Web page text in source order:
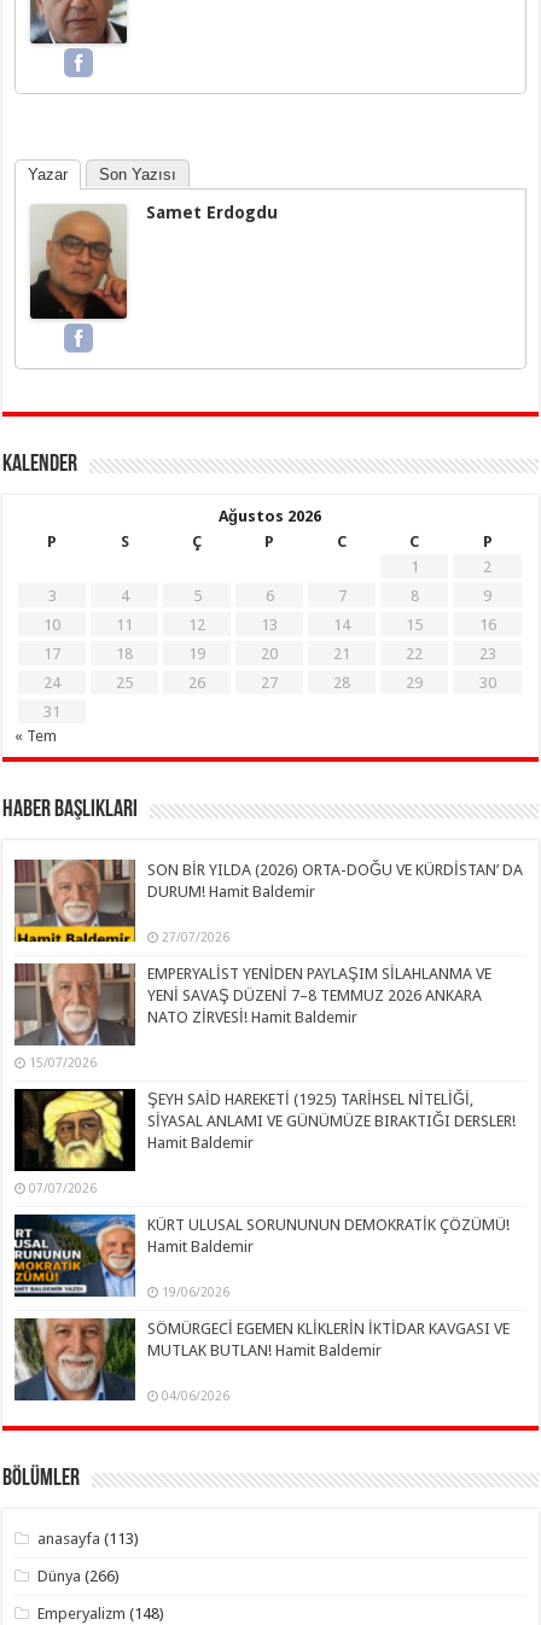
Yazar Son Yazısı
Samet Erdogdu
KALENDER
Ağustos 2026
P
S Ç P C C
P
1
2
3
4 5 6 7 8
9
10
11 12 13 14 15
16
17
18 19 20 21 22
23
24
25 26 27 28 29
30
31
« Tem
Haber Başlıkları
SON BİR YILDA (2026) ORTA-DOĞU VE KÜRDİSTAN’ DA
DURUM! Hamit Baldemir
27/07/2026
EMPERYALİST YENİDEN PAYLAŞIM SİLAHLANMA VE
YENİ SAVAŞ DÜZENİ 7–8 TEMMUZ 2026 ANKARA
NATO ZİRVESİ! Hamit Baldemir
15/07/2026
ŞEYH SAİD HAREKETİ (1925) TARİHSEL NİTELİĞİ,
SİYASAL ANLAMI VE GÜNÜMÜZE BIRAKTIĞI DERSLER!
Hamit Baldemir
07/07/2026
KÜRT ULUSAL SORUNUNUN DEMOKRATİK ÇÖZÜMÜ!
Hamit Baldemir
19/06/2026
SÖMÜRGECİ EGEMEN KLİKLERİN İKTİDAR KAVGASI VE
MUTLAK BUTLAN! Hamit Baldemir
04/06/2026
Bölümler
anasayfa (113)
Dünya (266)
Emperyalizm (148)